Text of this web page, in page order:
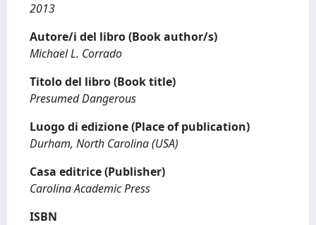
2013
Autore/i del libro (Book author/s)
Michael L. Corrado
Titolo del libro (Book title)
Presumed Dangerous
Luogo di edizione (Place of publication)
Durham, North Carolina (USA)
Casa editrice (Publisher)
Carolina Academic Press
ISBN